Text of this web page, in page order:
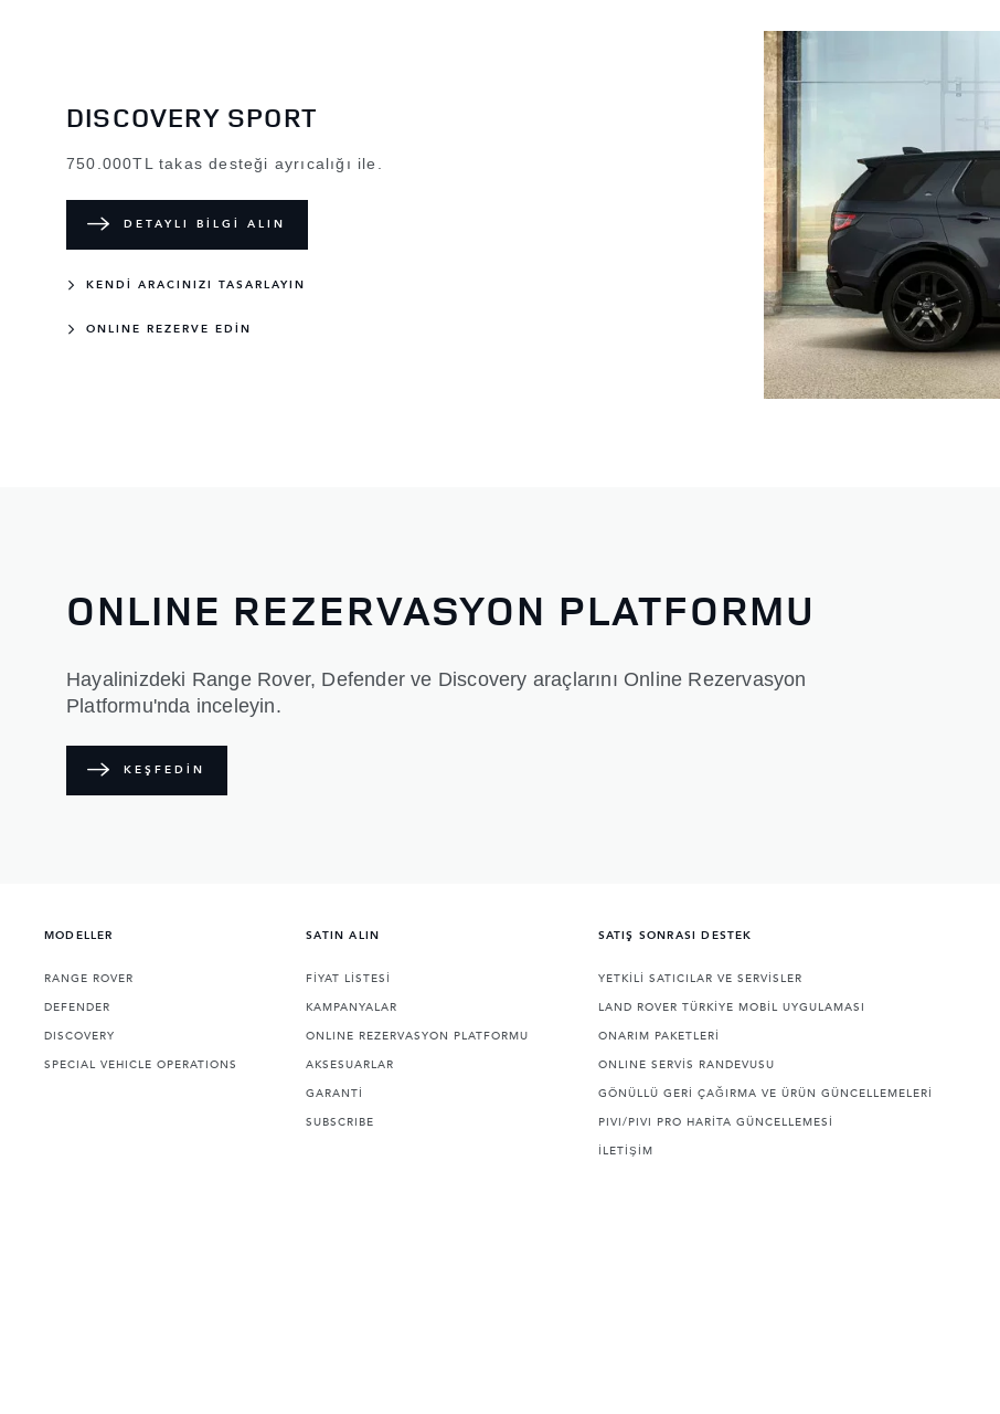
DISCOVERY SPORT
750.000TL takas desteği ayrıcalığı ile.
DETAYLI BİLGİ ALIN
KENDİ ARACINIZI TASARLAYIN
ONLINE REZERVE EDİN
ONLINE REZERVASYON PLATFORMU
Hayalinizdeki Range Rover, Defender ve Discovery araçlarını Online Rezervasyon
Platformu'nda inceleyin.
KEŞFEDİN
MODELLER
RANGE ROVER
DEFENDER
DISCOVERY
SPECIAL VEHICLE OPERATIONS
SATIN ALIN
FİYAT LİSTESİ
KAMPANYALAR
ONLINE REZERVASYON PLATFORMU
AKSESUARLAR
GARANTİ
SUBSCRIBE
SATIŞ SONRASI DESTEK
YETKİLİ SATICILAR VE SERVİSLER
LAND ROVER TÜRKİYE MOBİL UYGULAMASI
ONARIM PAKETLERİ
ONLINE SERVİS RANDEVUSU
GÖNÜLLÜ GERİ ÇAĞIRMA VE ÜRÜN GÜNCELLEMELERİ
PIVI/PIVI PRO HARİTA GÜNCELLEMESİ
İLETİŞİM